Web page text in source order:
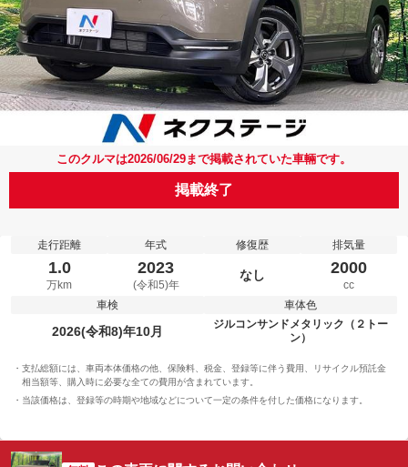
このクルマは2026/06/29まで掲載されていた車輛です。
掲載終了
走行距離
1.0
万km
年式
2023
(令和5)年
修復歴
なし
排気量
2000
cc
車検
2026(令和8)年10月
車体色
ジルコンサンドメタリック（２トー
ン）
支払総額には、車両本体価格の他、保険料、税金、登録等に伴う費用、リサイクル預託金
相当額等、購入時に必要な全ての費用が含まれています。
当該価格は、登録等の時期や地域などについて一定の条件を付した価格になります。